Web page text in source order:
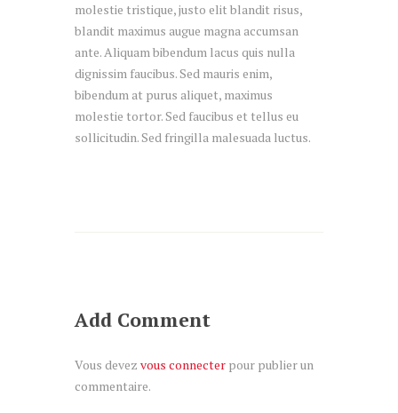
molestie tristique, justo elit blandit risus,
blandit maximus augue magna accumsan
ante. Aliquam bibendum lacus quis nulla
dignissim faucibus. Sed mauris enim,
bibendum at purus aliquet, maximus
molestie tortor. Sed faucibus et tellus eu
sollicitudin. Sed fringilla malesuada luctus.
Add Comment
Vous devez vous connecter pour publier un
commentaire.